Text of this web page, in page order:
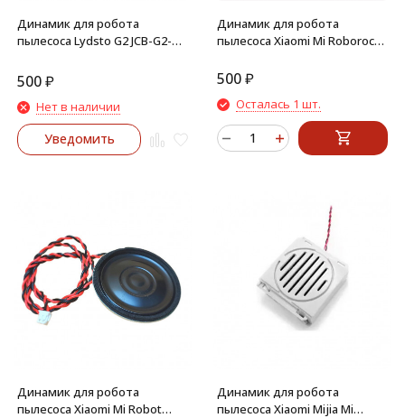
Динамик для робота
пылесоса Lydsto G2 JCB-G2-
500₽
Нет в наличии
Уведомить
Динамик для робота
пылесоса Xiaomi Mi Roborock
500₽
Осталась 1 шт.
Динамик для робота
пылесоса Xiaomi Mi Robot
Динамик для робота
пылесоса Xiaomi Mijia Mi